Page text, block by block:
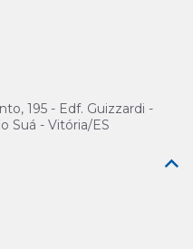
195 - Edf. Guizzardi -
Suá - Vitória/ES